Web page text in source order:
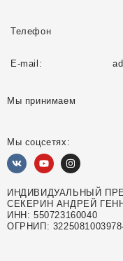
Телефон
E-mail:
Мы принимаем
Мы соцсетях:
ИНДИВИДУАЛЬНЫЙ
СЕКЕРИН АНДРЕЙ
ИНН: 550723160040
ОГРНИП: